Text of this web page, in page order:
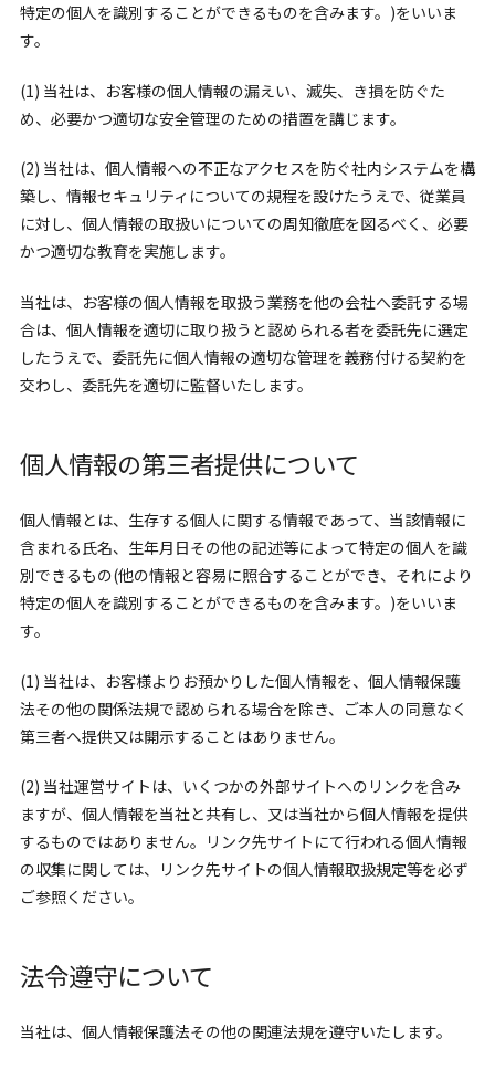
特定の個人を識別することができるものを含みます。)をいいま
す。
(1) 当社は、お客様の個人情報の漏えい、滅失、き損を防ぐた
め、必要かつ適切な安全管理のための措置を講じます。
(2) 当社は、個人情報への不正なアクセスを防ぐ社内システムを構
築し、情報セキュリティについての規程を設けたうえで、従業員
に対し、個人情報の取扱いについての周知徹底を図るべく、必要
かつ適切な教育を実施します。
当社は、お客様の個人情報を取扱う業務を他の会社へ委託する場
合は、個人情報を適切に取り扱うと認められる者を委託先に選定
したうえで、委託先に個人情報の適切な管理を義務付ける契約を
交わし、委託先を適切に監督いたします。
個人情報の第三者提供について
個人情報とは、生存する個人に関する情報であって、当該情報に
含まれる氏名、生年月日その他の記述等によって特定の個人を識
別できるもの(他の情報と容易に照合することができ、それにより
特定の個人を識別することができるものを含みます。)をいいま
す。
(1) 当社は、お客様よりお預かりした個人情報を、個人情報保護
法その他の関係法規で認められる場合を除き、ご本人の同意なく
第三者へ提供又は開示することはありません。
(2) 当社運営サイトは、いくつかの外部サイトへのリンクを含み
ますが、個人情報を当社と共有し、又は当社から個人情報を提供
するものではありません。リンク先サイトにて行われる個人情報
の収集に関しては、リンク先サイトの個人情報取扱規定等を必ず
ご参照ください。
法令遵守について
当社は、個人情報保護法その他の関連法規を遵守いたします。